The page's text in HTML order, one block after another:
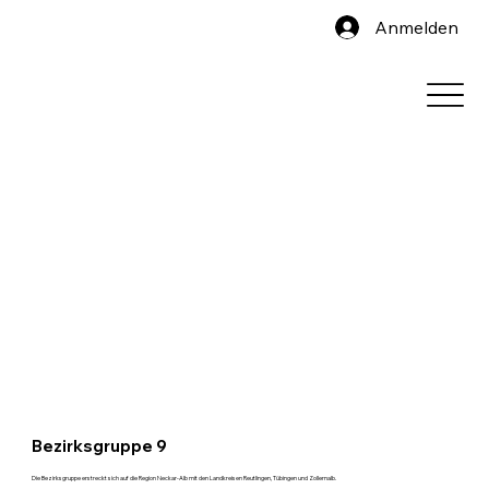
Anmelden
Bezirksgruppe 9
Die Bezirksgruppe erstreckt sich auf die Region Neckar-Alb mit den Landkreisen Reutlingen, Tübingen und Zollernalb.